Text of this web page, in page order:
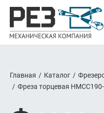
Наша
Главная / Каталог /
/ Фреза торцевая